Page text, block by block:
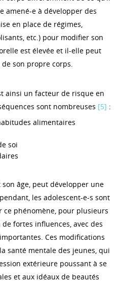
amené-e à développer des
en place de régimes,
etc.) pour modifier son
est élevée et il-elle peut
son propre corps.
ainsi un facteur de risque en
sont nombreuses [5] :
alimentaires
soi
âge, peut développer une
les adolescent-e-s sont
ce phénomène, pour plusieurs
fortes influences, avec des
Ces modifications
santé mentale des jeunes, qui
extérieure poussant à se
et aux idéaux de beautés